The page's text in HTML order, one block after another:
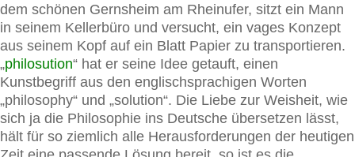
dem schönen Gernsheim am Rheinufer, sitzt ein Mann
in seinem Kellerbüro und versucht, ein vages Konzept
aus seinem Kopf auf ein Blatt Papier zu transportieren.
„philosution“ hat er seine Idee getauft, einen
Kunstbegriff aus den englischsprachigen Worten
„philosophy“ und „solution“. Die Liebe zur Weisheit, wie
sich ja die Philosophie ins Deutsche übersetzen lässt,
hält für so ziemlich alle Herausforderungen der heutigen